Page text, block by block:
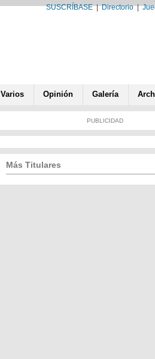
SUSCRÍBASE|Directorio|
Varios Opinión Galería
PUBLICIDAD
Más Titulares